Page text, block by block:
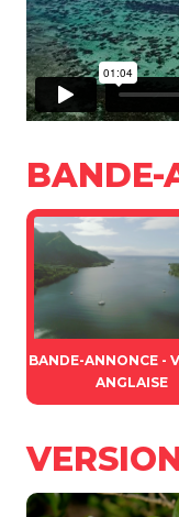
BANDE-
BANDE-ANNONCE -
ANGLAISE